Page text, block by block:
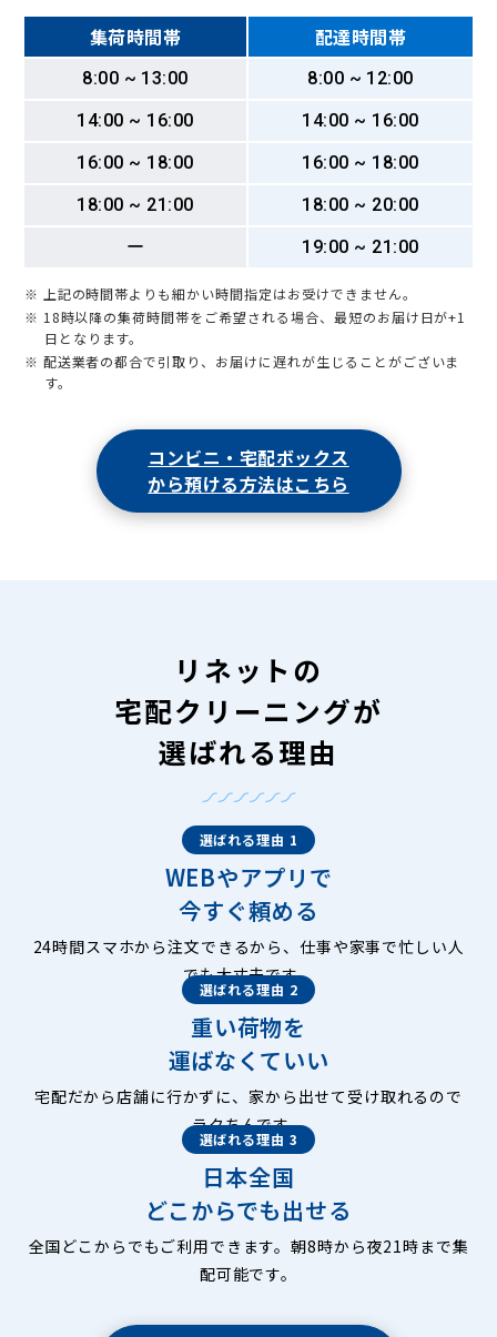
集荷時間帯 配達時間帯
8:00 ~ 13:00
8:00 ~ 12:00
14:00 ~ 16:00
14:00 ~ 16:00
16:00 ~ 18:00
16:00 ~ 18:00
18:00 ~ 21:00
18:00 ~ 20:00
ー
19:00 ~ 21:00
※ 上記の時間帯よりも細かい時間指定はお受けできません。
※ 18時以降の集荷時間帯をご希望される場合、最短のお届け日が+1
日となります。
※ 配送業者の都合で引取り、お届けに遅れが生じることがございま
す。
コンビニ・宅配ボックス
から預ける方法はこちら
リネットの
宅配クリーニングが
選ばれる理由
選ばれる理由 1
WEBやアプリで
今すぐ頼める
24時間スマホから注文できるから、仕事や家事で忙しい人
でも大丈夫です。
選ばれる理由 2
重い荷物を
運ばなくていい
宅配だから店舗に行かずに、家から出せて受け取れるので
ラクちんです。
選ばれる理由 3
日本全国
どこからでも出せる
全国どこからでもご利用できます。朝8時から夜21時まで集
配可能です。